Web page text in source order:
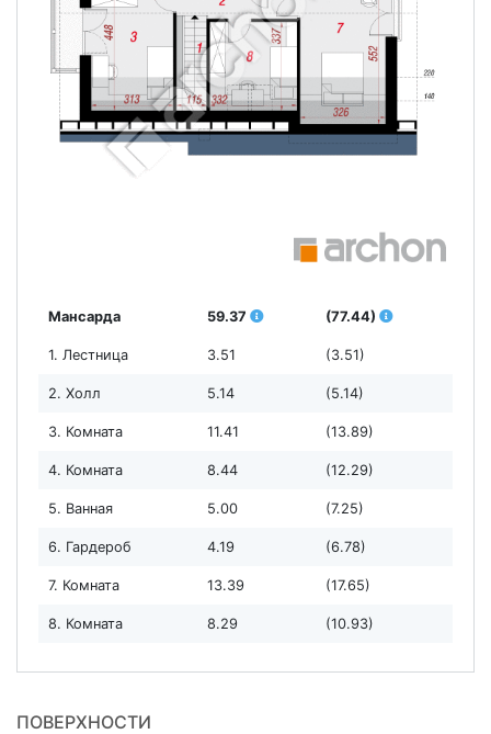
Мансарда 59.37 (77.44)
1. Лестница 3.51 (3.51)
2. Холл 5.14 (5.14)
3. Комната 11.41 (13.89)
4. Комната 8.44 (12.29)
5. Ванная 5.00 (7.25)
6. Гардероб 4.19 (6.78)
7. Комната 13.39 (17.65)
8. Комната 8.29 (10.93)
ПОВЕРХНОСТИ